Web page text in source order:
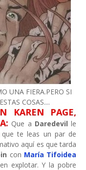
UNA FIERA.PERO SI
COSAS....
KAREN PAGE,
Que a Daredevil le
te leas un par de
aquí es que tarda
con María Tifoidea
explotar. Y la pobre